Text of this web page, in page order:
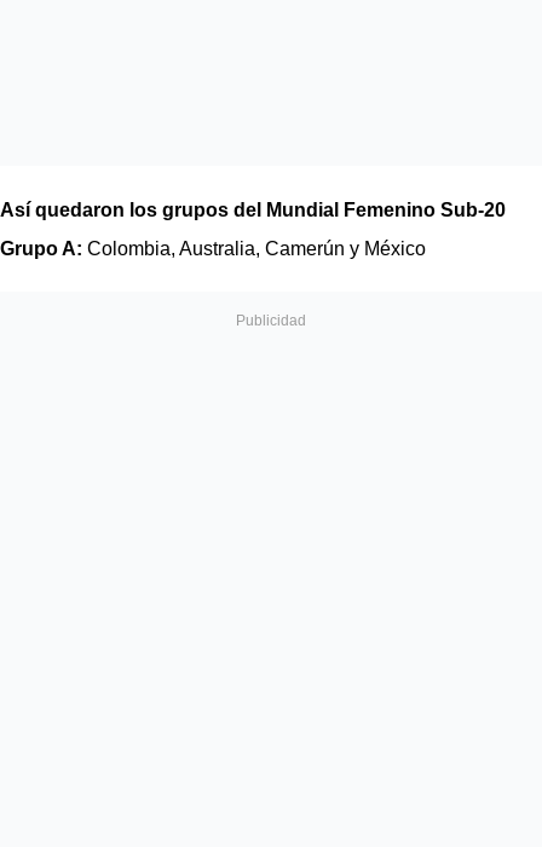
Así quedaron los grupos del Mundial Femenino Sub-20
Grupo A: Colombia, Australia, Camerún y México